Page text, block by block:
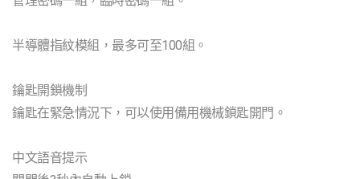
半導體指紋模組，最多可至100組。
鑰匙開鎖機制
鑰匙在緊急情況下，可以使用備用機械鎖匙開門。
中文語音提示